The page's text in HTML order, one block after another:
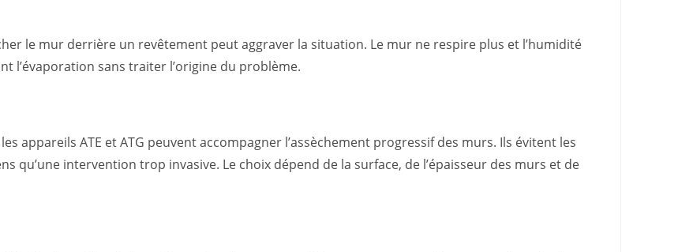
le mur derrière un revêtement peut aggraver la situation. Le mur ne respire plus et l’humidité
l’évaporation sans traiter l’origine du problème.
appareils ATE et ATG peuvent accompagner l’assèchement progressif des murs. Ils évitent les
qu’une intervention trop invasive. Le choix dépend de la surface, de l’épaisseur des murs et de